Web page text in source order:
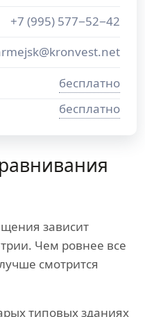
зависит
Чем ровнее все
смотрится
типовых зданиях
+7 (995) 577−52−42
бесплатно
бесплатно